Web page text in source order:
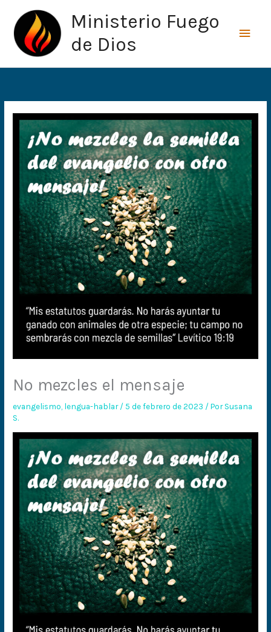
contenido
Ministerio Fuego
de Dios
No mezcles el mensaje
evangelismo, lengua-hablar/ 5 de febrero de 2023 / PorSusana
S.